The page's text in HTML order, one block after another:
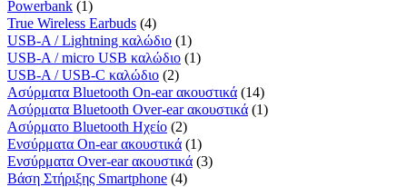
Powerbank (1)
True Wireless Earbuds (4)
USB-A / Lightning καλώδιο (1)
USB-A / micro USB καλώδιο (1)
USB-A / USB-C καλώδιο (2)
Ασύρματα Bluetooth On-ear ακουστικά (14)
Ασύρματα Bluetooth Over-ear ακουστικά (1)
Ασύρματο Bluetooth Ηχείο (2)
Ενσύρματα On-ear ακουστικά (1)
Ενσύρματα Over-ear ακουστικά (3)
Βάση Στήριξης Smartphone (4)